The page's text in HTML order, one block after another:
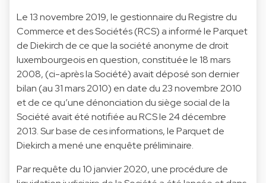
Le 13 novembre 2019, le gestionnaire du Registre du
Commerce et des Sociétés (RCS) a informé le Parquet
de Diekirch de ce que la société anonyme de droit
luxembourgeois en question, constituée le 18 mars
2008, (ci-après la Société) avait déposé son dernier
bilan (au 31 mars 2010) en date du 23 novembre 2010
et de ce qu’une dénonciation du siège social de la
Société avait été notifiée au RCS le 24 décembre
2013. Sur base de ces informations, le Parquet de
Diekirch a mené une enquête préliminaire.
Par requête du 10 janvier 2020, une procédure de